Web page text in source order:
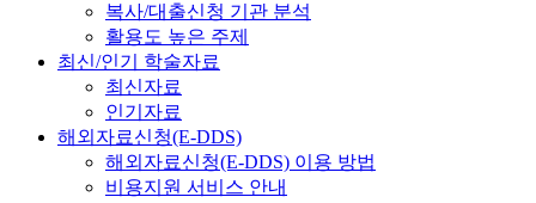
복사/대출신청 기관 분석
활용도 높은 주제
최신/인기 학술자료
최신자료
인기자료
해외자료신청(E-DDS)
해외자료신청(E-DDS) 이용 방법
비용지원 서비스 안내